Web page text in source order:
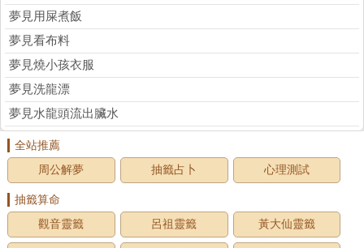
夢見用屎煮飯
夢見看布料
夢見燒小孩衣服
夢見洗龍漂
夢見水龍頭流出臟水
全站推薦
周公解夢
抽籤占卜 心理測試
抽籤算命
觀音靈籤
呂祖靈籤 黃大仙靈籤